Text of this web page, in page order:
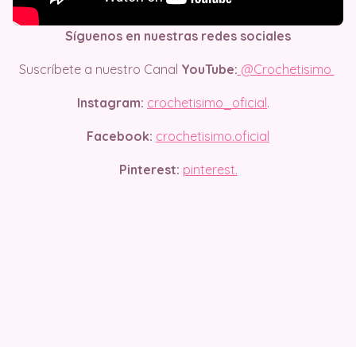
Síguenos en nuestras redes sociales
Suscríbete a nuestro Canal YouTube: @Crochetisimo
Instagram: crochetisimo_oficial .
Facebook: crochetisimo.oficial
Pinterest: pinterest.